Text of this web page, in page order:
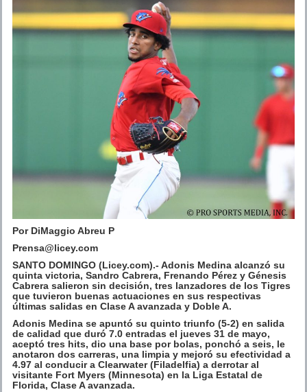
Por DiMaggio Abreu P
Prensa@licey.com
SANTO DOMINGO (Licey.com).- Adonis Medina alcanzó su
quinta victoria, Sandro Cabrera, Frenando Pérez y Génesis
Cabrera salieron sin decisión, tres lanzadores de los Tigres
que tuvieron buenas actuaciones en sus respectivas
últimas salidas en Clase A avanzada y Doble A.
Adonis Medina se apuntó su quinto triunfo (5-2) en salida
de calidad que duró 7.0 entradas el jueves 31 de mayo,
aceptó tres hits, dio una base por bolas, ponchó a seis, le
anotaron dos carreras, una limpia y mejoró su efectividad a
4.97 al conducir a Clearwater (Filadelfia) a derrotar al
visitante Fort Myers (Minnesota) en la Liga Estatal de
Florida, Clase A avanzada.